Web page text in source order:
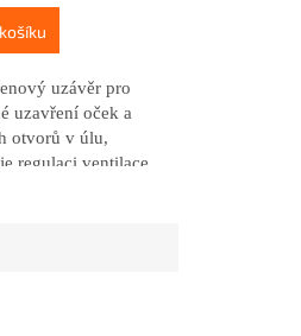
uzávěr pro
uzavření oček a
otvorů v úlu,
regulaci ventilace.